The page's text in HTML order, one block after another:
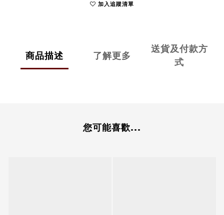
加入追蹤清單
商品描述 了解更多
送貨及付款方
式
您可能喜歡...